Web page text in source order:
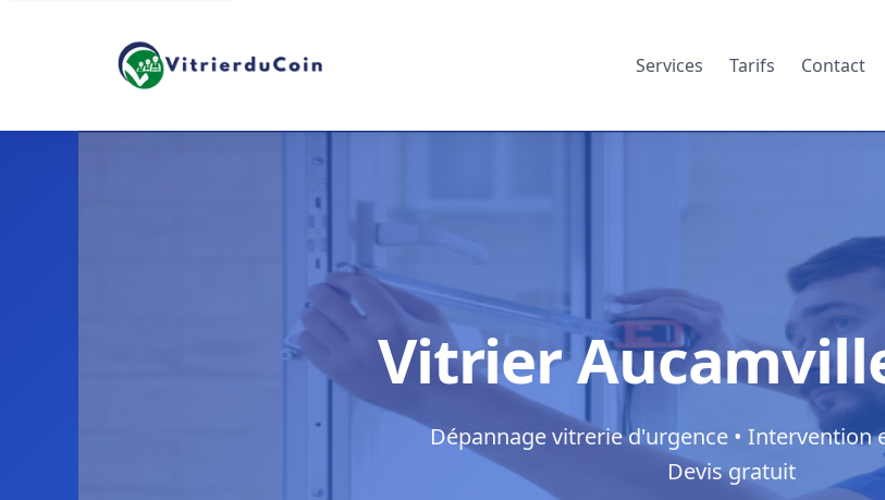
Services Tarifs Contact
Vitrier
Dépannage vitrerie d'urgence • Intervention
Devis gratuit